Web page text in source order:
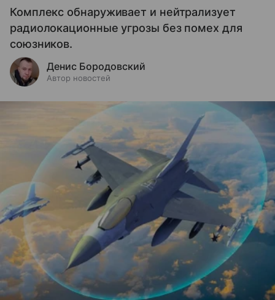
Комплекс обнаруживает и нейтрализует
радиолокационные угрозы без помех для
союзников.
Денис Бородовский
Автор новостей